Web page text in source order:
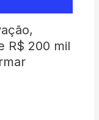
R$ 200 mil